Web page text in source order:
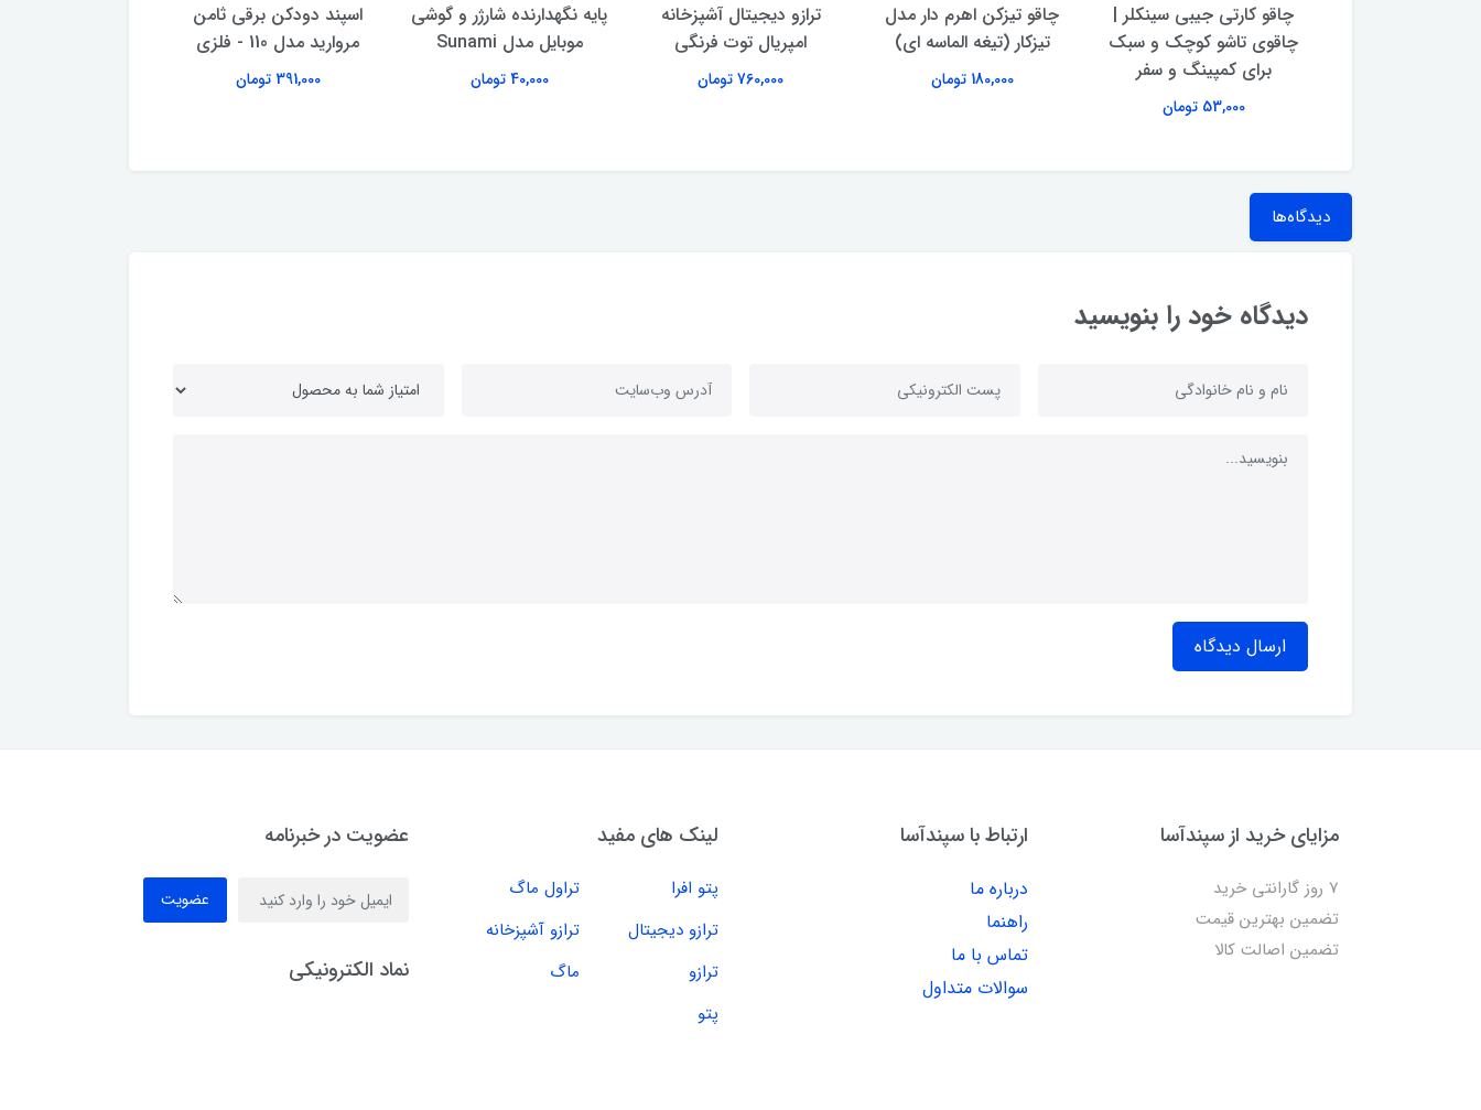
چاقو کارتی جیبی سینکلر |
چاقوی تاشو کوچک و سبک
برای کمپینگ و سفر
53,000 تومان
چاقو تیزکن اهرم‌ دار مدل
تیزکار (تیغه الماسه ای)
180,000 تومان
ترازو دیجیتال آشپزخانه
امپریال توت فرنگی
760,000 تومان
پایه نگهدارنده شارژر و گوشی
موبایل مدل Sunami
40,000 تومان
اسپند دودکن برقی ثامن
مروارید مدل 110 - فلزی
391,000 تومان
دیدگاه‌ها
دیدگاه خود را بنویسید
ارسال دیدگاه
مزایای خرید از سپندآسا
7 روز گارانتی خرید
تضمین بهترین قیمت
تضمین اصالت کالا
ارتباط با سپندآسا
درباره ما
راهنما
تماس با ما
سوالات متداول
لینک های مفید
پتو افرا
تراول ماگ
ترازو دیجیتال
ترازو آشپزخانه
ترازو
ماگ
پتو
عضویت در خبرنامه
عضویت
نماد الکترونیکی